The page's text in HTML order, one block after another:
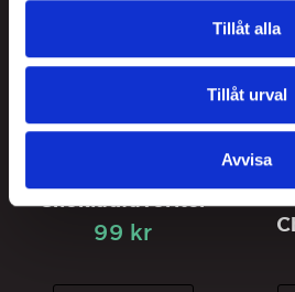
Tillåt alla
Tillåt urval
Avvisa
Chokladfavoriter
99 kr